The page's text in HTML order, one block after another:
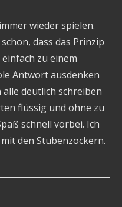
wieder spielen.
dass das Prinzip
zu einem
Antwort ausdenken
deutlich schreiben
flüssig und ohne zu
schnell vorbei. Ich
den Stubenzockern.